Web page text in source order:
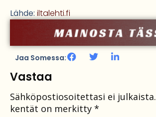
Lähde: iltalehti.fi
Jaa Somessa:
Vastaa
Sähköpostiosoitettasi ei julkaista.
kentät on merkitty *